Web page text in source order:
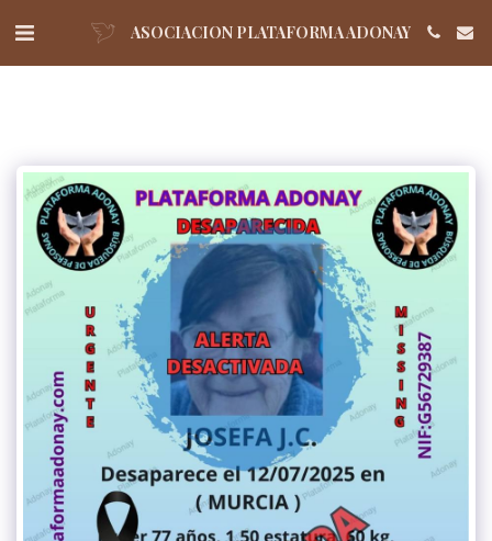
ASOCIACION PLATAFORMA ADONAY